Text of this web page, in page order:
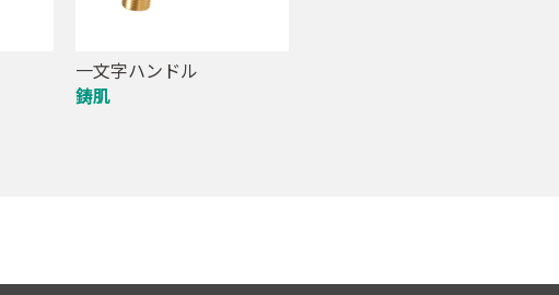
一文字ハンドル
鋳肌